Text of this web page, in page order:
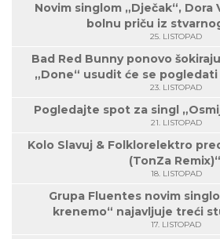
Novim singlom „Dječak“, Dora
bolnu priču iz
25. LISTOPAD
Bad Red Bunny ponovo
„Done“ usudit će se
23. LISTOPAD
Pogledajte spot za singl
21. LISTOPAD
Kolo Slavuj & Folklorelektro
(TonZa
18. LISTOPAD
Grupa Fluentes novim
krenemo“ najavljuje treći
17. LISTOPAD